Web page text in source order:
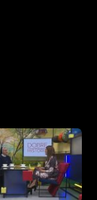
która rodzi się z